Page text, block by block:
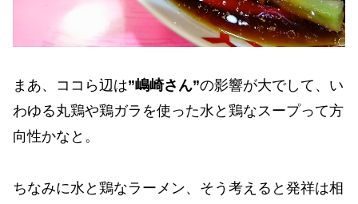
まあ、ココら辺は”嶋崎さん”の影響が大でして、い
わゆる丸鶏や鶏ガラを使った水と鶏なスープって方
向性かなと。
ちなみに水と鶏なラーメン、そう考えると発祥は相